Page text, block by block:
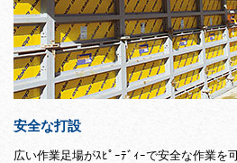
安全な打設
広い作業足場がｽﾋﾟｰﾃﾞｨｰで安全な作業を